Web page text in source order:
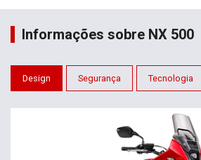
Informações sobre NX 500
Design Segurança Tecnologia